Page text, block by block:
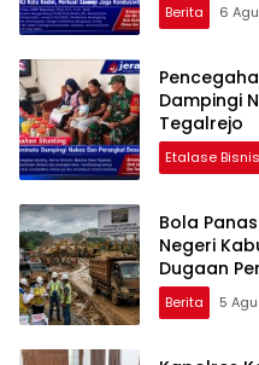
Berita 6
Dampingi
Tegalrejo
Etalase Bisnis
Bola
Negeri
Dugaan
Proyek Tol
SENTOSA
Berita 5